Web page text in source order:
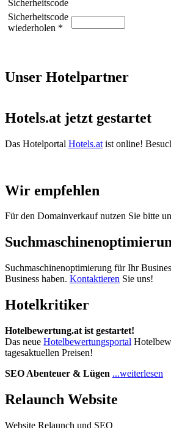
Sicherheitscode
Sicherheitscode
wiederholen *
Unser Hotelpartner
Hotels.at jetzt gestartet
Das Hotelportal Hotels.at ist online!
Wir empfehlen
Für den Domainverkauf nutzen Sie bitte
Suchmaschinenoptimierung für Ihr
Business haben. Kontaktieren Sie uns!
Hotelkritiker
Hotelbewertung.at ist gestartet!
Das neue Hotelbewertungsportal
tagesaktuellen Preisen!
SEO Abenteuer & Lügen ...weiterlesen
Relaunch Website
Website Relaunch und SEO